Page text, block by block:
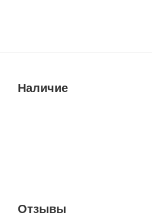
Наличие
Отзывы